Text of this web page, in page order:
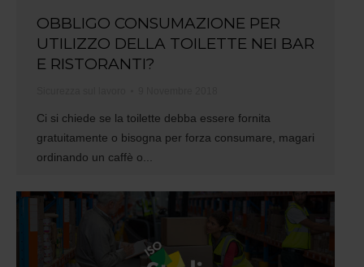
OBBLIGO CONSUMAZIONE PER
UTILIZZO DELLA TOILETTE NEI BAR
E RISTORANTI?
Ci si chiede se la toilette debba essere fornita
gratuitamente o bisogna per forza consumare, magari
ordinando un caffè o...